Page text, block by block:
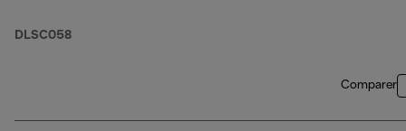
DLSC058
Comparer